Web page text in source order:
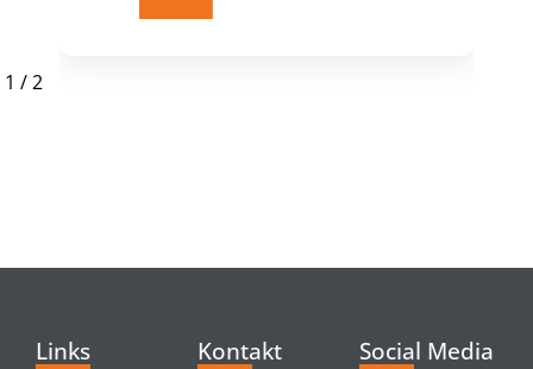
1 /2
Links Kontakt Social Media